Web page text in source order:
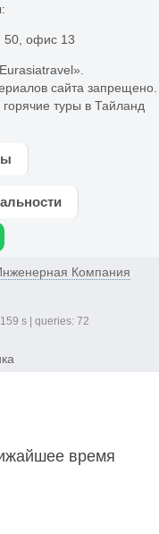
50, офис 13
сайта запрещено.
горячие туры в Тайланд
Компания
s | queries: 72
время